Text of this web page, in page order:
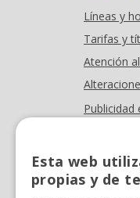
Líneas y
Tarifas y
Atención
Publicidad
Oficina At.
Tel. +34
Esta web
propias y de